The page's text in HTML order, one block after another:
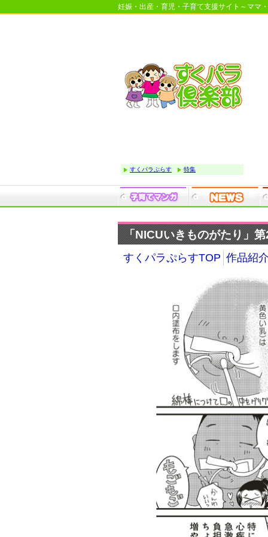
妊娠・出産・育児・子育て支援サイト～ママ
すくパラぷらす 特集
「NICUいきものがたり」
すくパラぷらすTOP 作品紹